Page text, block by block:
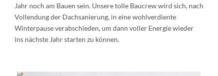
Jahr noch am Bauen sein. Unsere tolle Baucrew wird sich, nach
Vollendung der Dachsanierung, in eine wohlverdiente
Winterpause verabschieden, um dann voller Energie wieder
ins nächste Jahr starten zu können.